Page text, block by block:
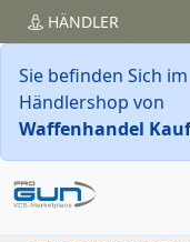
HÄNDLER
Sie befinden Sich im
Händlershop von
Waffenhandel